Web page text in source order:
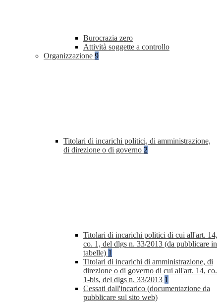
Burocrazia zero
Attività soggette a controllo
Organizzazione 9
Titolari di incarichi politici, di amministrazione,
di direzione o di governo 2
Titolari di incarichi politici di cui all'art. 14,
co. 1, del dlgs n. 33/2013 (da pubblicare in
tabelle) 1
Titolari di incarichi di amministrazione, di
direzione o di governo di cui all'art. 14, co.
1-bis, del dlgs n. 33/2013 1
Cessati dall'incarico (documentazione da
pubblicare sul sito web)